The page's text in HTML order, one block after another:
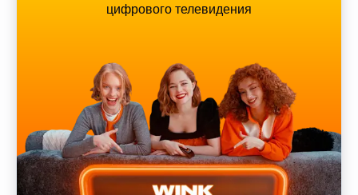
цифрового телевидения